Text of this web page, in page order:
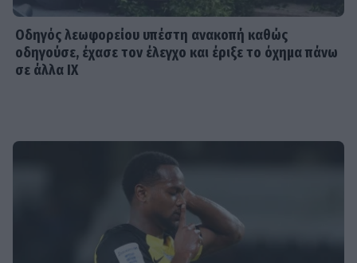
Οδηγός λεωφορείου υπέστη ανακοπή καθώς
οδηγούσε, έχασε τον έλεγχο και έριξε το όχημα πάνω
σε άλλα ΙΧ